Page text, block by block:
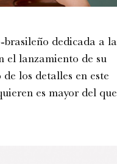
dedicada a la
el lanzamiento de su
los detalles en este
es mayor del que